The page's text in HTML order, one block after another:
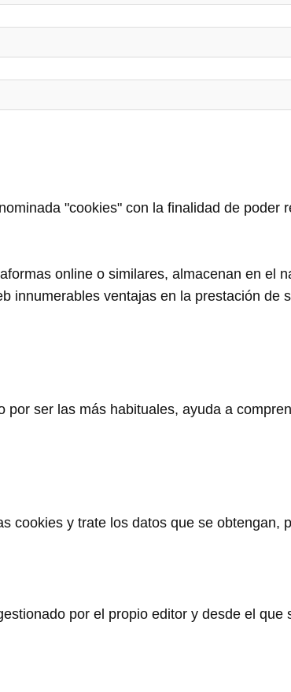
"cookies" con la finalidad de poder
online o similares, almacenan en el
innumerables ventajas en la prestación de
ser las más habituales, ayuda a
cookies y trate los datos que se obtengan,
por el propio editor y desde el que